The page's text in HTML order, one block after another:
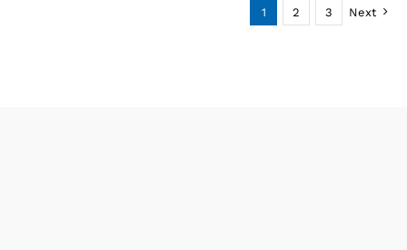
1 2 3 Next